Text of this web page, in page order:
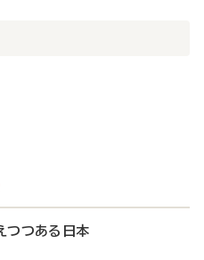
つつある日本